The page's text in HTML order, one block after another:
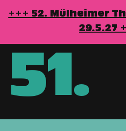
+++ 52. Mülheimer
29.5.27
51.